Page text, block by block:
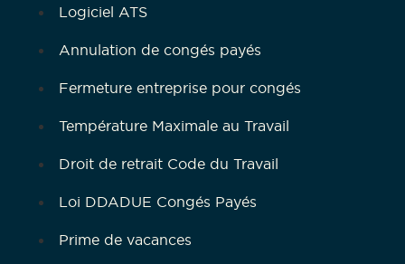
Logiciel ATS
Annulation de congés payés
Fermeture entreprise pour congés
Température Maximale au Travail
Droit de retrait Code du Travail
Loi DDADUE Congés Payés
Prime de vacances